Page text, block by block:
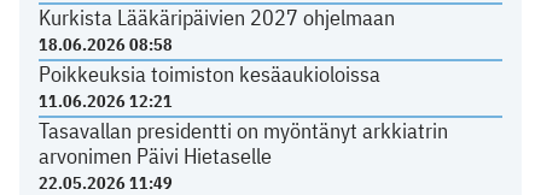
Kurkista Lääkäripäivien 2027 ohjelmaan
18.06.2026 08:58
Poikkeuksia toimiston kesäaukioloissa
11.06.2026 12:21
Tasavallan presidentti on myöntänyt arkkiatrin
arvonimen Päivi Hietaselle
22.05.2026 11:49